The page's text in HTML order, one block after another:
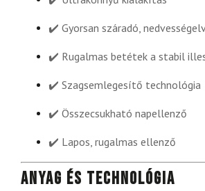
✔️ Gyorsan száradó,
✔️ Rugalmas betétek a stabil
✔️ Szagsemlegesítő technológia
✔️ Összecsukható napellenző
✔️ Lapos, rugalmas ellenző
Anyag és technológia